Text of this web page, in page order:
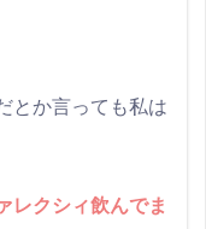
とか言っても私は
レクシィ飲んでま